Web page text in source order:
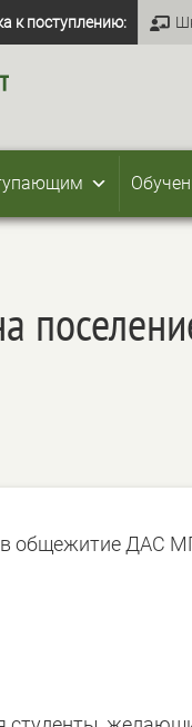
к поступлению:
общежитие ДАС